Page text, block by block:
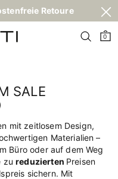
Retoure
0
SALE
mit zeitlosem Design,
Materialien –
Büro oder auf dem Weg
zureduzierten Preisen
sichern. Mit